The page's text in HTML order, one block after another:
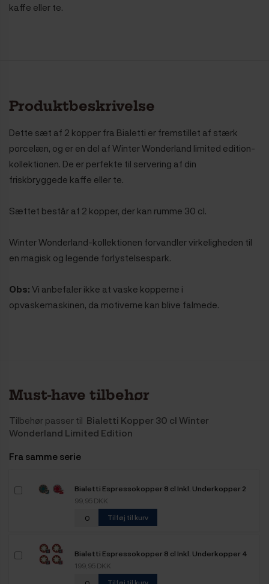
kaffe eller te.
Produktbeskrivelse
Dette sæt af 2 kopper fra Bialetti er fremstillet af stærk
porcelæn, og er en del af Winter Wonderland limited edition-
kollektionen. De er perfekte til servering af din
friskbryggede kaffe eller te.
Sættet består af 2 kopper, der kan rumme 30 cl.
Winter Wonderland-kollektionen forvandler virkeligheden til
en magisk og legende forlystelsespark.
Obs: Vi anbefaler ikke at vaske kopperne i
opvaskemaskinen, da motiverne kan blive falmede.
Must-have tilbehør
Tilbehør passer til Bialetti Kopper 30 cl Winter
Wonderland Limited Edition
Fra samme serie
Bialetti Espressokopper 8 cl Inkl. Underkopper 2
stk Winter Wonderland Limited Edition
99,95 DKK
Tilføj til kurv
Bialetti Espressokopper 8 cl Inkl. Underkopper 4
stk Winter Wonderland Limited Edition
199,95 DKK